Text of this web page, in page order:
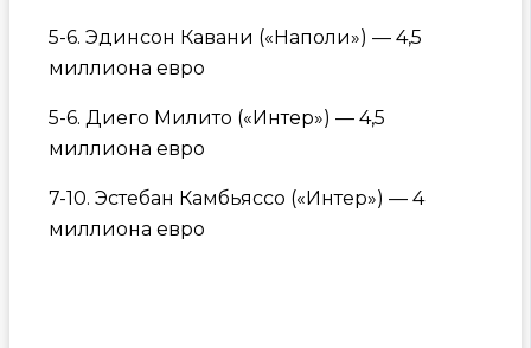
5-6. Эдинсон Кавани («Наполи») — 4,5
миллиона евро
5-6. Диего Милито («Интер») — 4,5
миллиона евро
7-10. Эстебан Камбьяссо («Интер») — 4
миллиона евро